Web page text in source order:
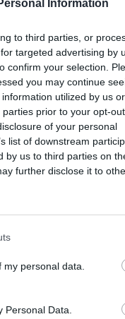
Information
to third parties, or
targeted advertising by
confirm your selection.
you may continue
utilized by us or
prior to your opt-
of your personal
list of downstream
by us to third parties on
further disclose it to
personal data.
Data.